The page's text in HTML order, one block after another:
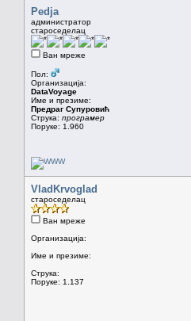
Pedja
администратор
староседелац
Ван мреже
Пол:
Организација:
DataVoyage
Име и презиме:
Предраг Супуровић
Струка: програмер
Поруке: 1.960
VladKrvoglad
староседелац
Ван мреже
Организација:
Име и презиме:
Струка:
Поруке: 1.137